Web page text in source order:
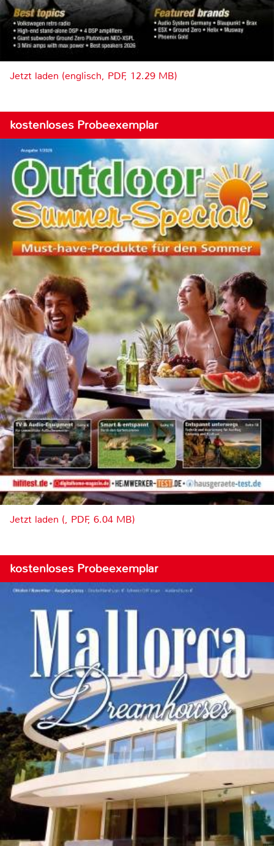
Jetzt laden (englisch, PDF, 12.29 MB)
kostenloses Probeexemplar
Jetzt laden (, PDF, 6.04 MB)
kostenloses Probeexemplar